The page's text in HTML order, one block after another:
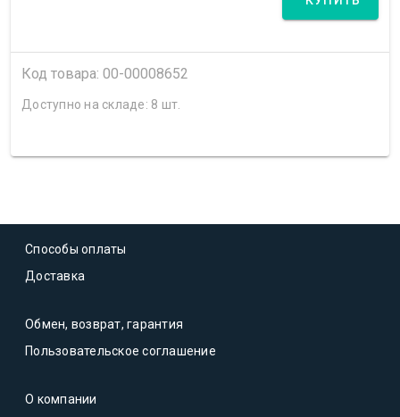
Код товара: 00-00008652
Доступно на складе: 8 шт.
Способы оплаты
Доставка
Обмен, возврат, гарантия
Пользовательское соглашение
О компании